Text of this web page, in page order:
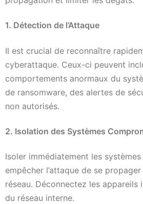
1. Détection de l’Attaque
Il est crucial de reconnaître
cyberattaque. Ceux-ci peuvent
comportements anormaux du
de ransomware, des alertes de
non autorisés.
2. Isolation des Systèmes
Isoler immédiatement les
empêcher l’attaque de se
réseau. Déconnectez les appareils
du réseau interne.